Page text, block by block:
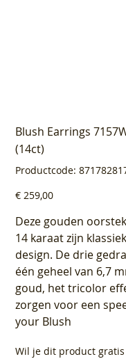
Blush Earrings
(14ct)
Productcode: Productcode
Prijs
€ 259,00
Deze gouden
14 karaat zijn
design. De drie
één geheel van 6,7
goud, het tricolor
zorgen voor een
your Blush
Wil je dit product